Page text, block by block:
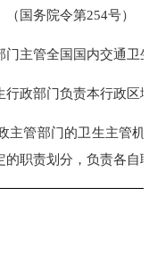
国务院令第254号）
管全国国内交通卫生
政部门负责本行政区域
管部门的卫生主管机
职责划分，负责各自